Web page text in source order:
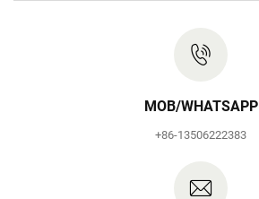
MOB/WHATSAPP
+86-13506222383